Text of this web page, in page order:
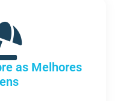
as Melhores